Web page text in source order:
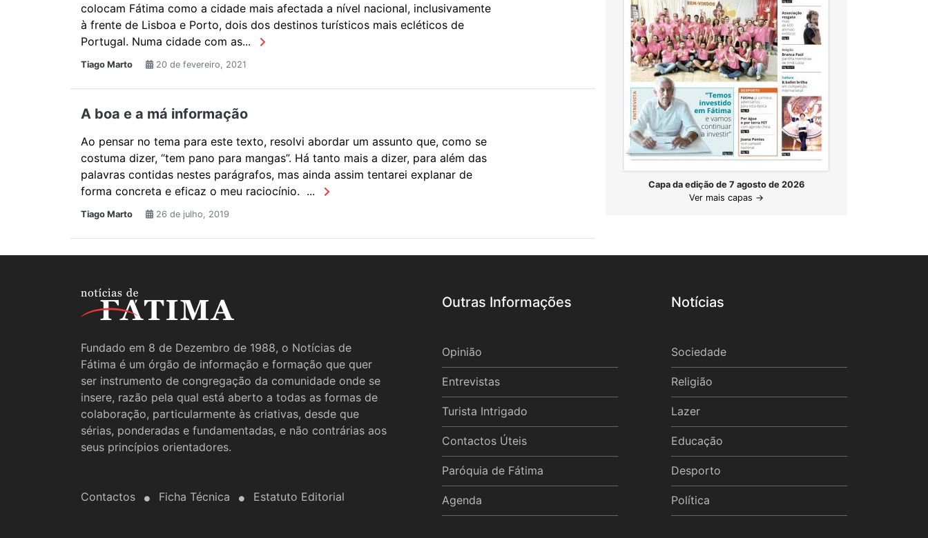
colocam Fátima como a cidade mais afectada a nível nacional, inclusivamente
à frente de Lisboa e Porto, dois dos destinos turísticos mais ecléticos de
Portugal. Numa cidade com as...
Tiago Marto 20 de fevereiro, 2021
A boa e a má informação
Ao pensar no tema para este texto, resolvi abordar um assunto que, como se
costuma dizer, “tem pano para mangas”. Há tanto mais a dizer, para além das
palavras contidas nestes parágrafos, mas ainda assim tentarei explanar de
forma concreta e eficaz o meu raciocínio. ...
Tiago Marto 26 de julho, 2019
Capa da edição de 7 agosto de 2026
Ver mais capas →
Fundado em 8 de Dezembro de 1988, o Notícias de
Fátima é um órgão de informação e formação que quer
ser instrumento de congregação da comunidade onde se
insere, razão pela qual está aberto a todas as formas de
colaboração, particularmente às criativas, desde que
sérias, ponderadas e fundamentadas, e não contrárias aos
seus princípios orientadores.
Contactos Ficha Técnica Estatuto Editorial
Outras Informações
Opinião
Entrevistas
Turista Intrigado
Contactos Úteis
Paróquia de Fátima
Agenda
Notícias
Sociedade
Religião
Lazer
Educação
Desporto
Política